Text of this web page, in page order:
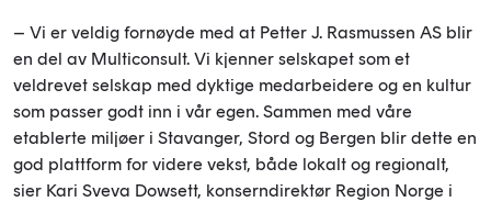
– Vi er veldig fornøyde med at Petter J. Rasmussen AS blir
en del av Multiconsult. Vi kjenner selskapet som et
veldrevet selskap med dyktige medarbeidere og en kultur
som passer godt inn i vår egen. Sammen med våre
etablerte miljøer i Stavanger, Stord og Bergen blir dette en
god plattform for videre vekst, både lokalt og regionalt,
sier Kari Sveva Dowsett, konserndirektør Region Norge i